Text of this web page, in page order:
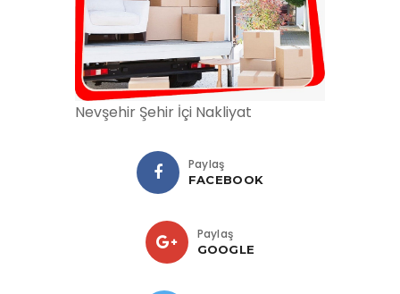
Nevşehir Şehir İçi Nakliyat
Paylaş
FACEBOOK
Paylaş
GOOGLE